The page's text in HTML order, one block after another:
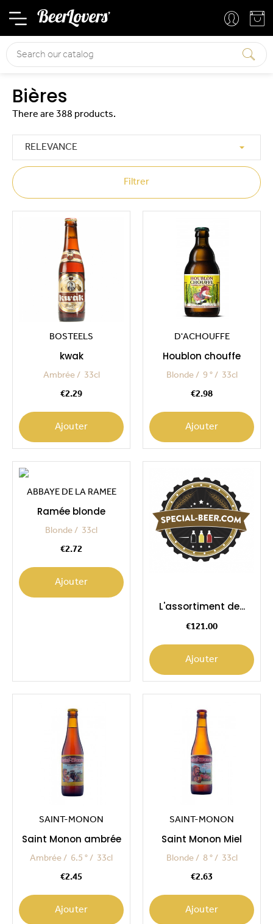
Bières
There are 388 products.
RELEVANCE 
Filtrer
BOSTEELS
kwak
Ambrée 33cl
€2.29
Ajouter
D'ACHOUFFE
Houblon chouffe
Blonde 9 ° 33cl
€2.98
Ajouter
ABBAYE DE LA RAMEE
Ramée blonde
Blonde 33cl
€2.72
Ajouter
L'assortiment de...
€121.00
Ajouter
SAINT-MONON
Saint Monon ambrée
Ambrée 6.5 ° 33cl
€2.45
Ajouter
SAINT-MONON
Saint Monon Miel
Blonde 8 ° 33cl
€2.63
Ajouter